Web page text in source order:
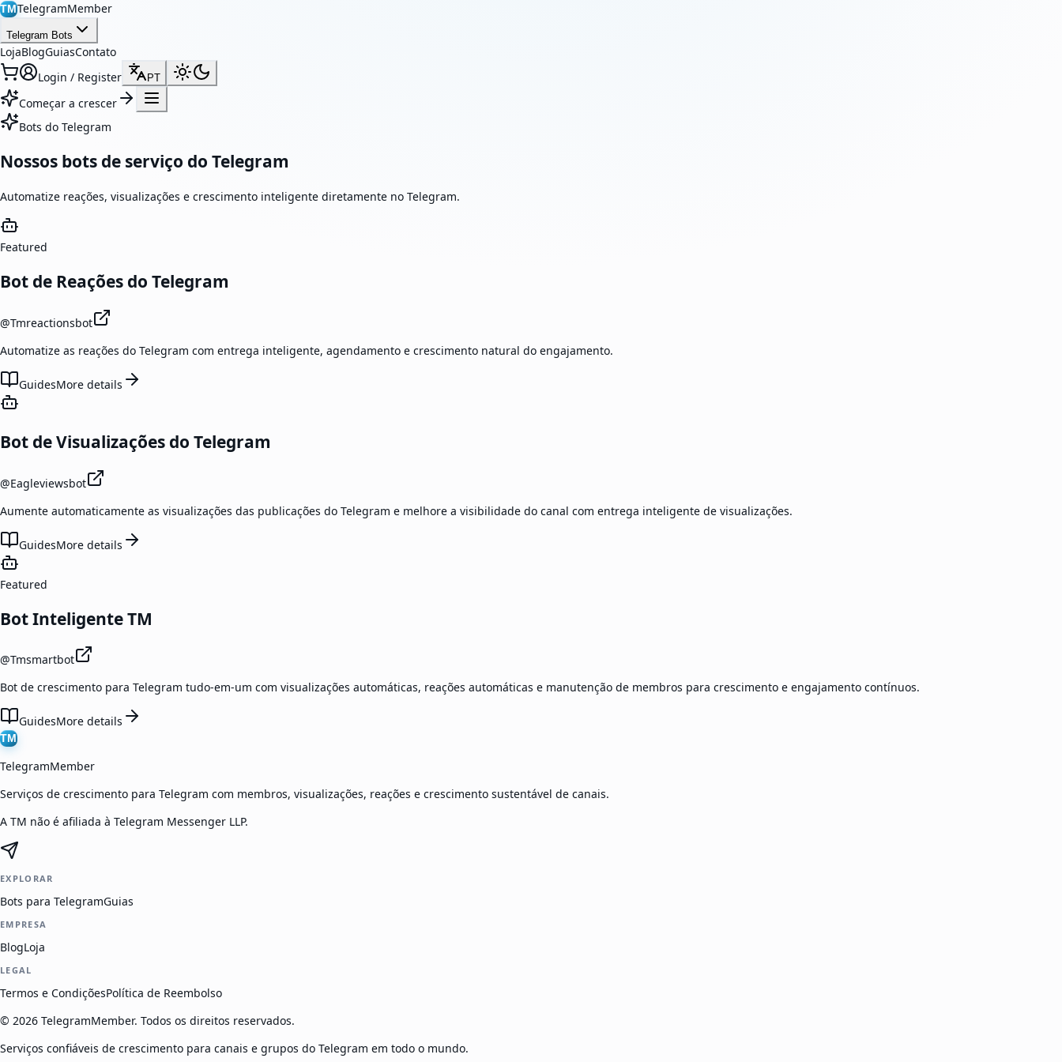
TMTelegramMember
Telegram Bots
LojaBlogGuiasContato
Login / Register
PT
Começar a crescer
Bots do Telegram
Nossos bots de serviço do Telegram
Automatize reações, visualizações e crescimento inteligente diretamente no Telegram.
Featured
Bot de Reações do Telegram
@Tmreactionsbot
Automatize as reações do Telegram com entrega inteligente, agendamento e crescimento natural do engajamento.
GuidesMore details
Bot de Visualizações do Telegram
@Eagleviewsbot
Aumente automaticamente as visualizações das publicações do Telegram e melhore a visibilidade do canal com entrega inteligente de visualizações.
GuidesMore details
Featured
Bot Inteligente TM
@Tmsmartbot
Bot de crescimento para Telegram tudo-em-um com visualizações automáticas, reações automáticas e manutenção de membros para crescimento e engajamento contínuos.
GuidesMore details
TM
TelegramMember
Serviços de crescimento para Telegram com membros, visualizações, reações e crescimento sustentável de canais.
A TM não é afiliada à Telegram Messenger LLP.
EXPLORAR
Bots para TelegramGuias
EMPRESA
BlogLoja
LEGAL
Termos e CondiçõesPolítica de Reembolso
© 2026 TelegramMember. Todos os direitos reservados.
Serviços confiáveis de crescimento para canais e grupos do Telegram em todo o mundo.